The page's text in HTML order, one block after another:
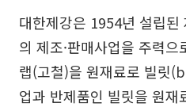
대한제강은 1954년 설립
의 제조·판매사업을 주력
랩(고철)을 원재료로 빌릿
업과 반제품인 빌릿을 원재